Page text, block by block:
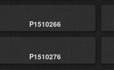
P1510266
P1510276